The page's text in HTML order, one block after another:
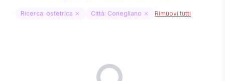
Ricerca: ostetrica Città: Conegliano Rimuovi tutti